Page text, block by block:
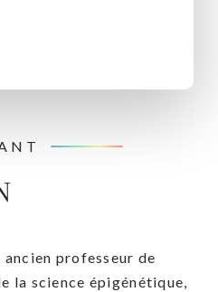
professeur de
la science épigénétique,